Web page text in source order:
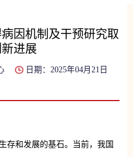
因机制及干预研究取
进展
日期：2025年04月21日
存和发展的基石。当前，我国